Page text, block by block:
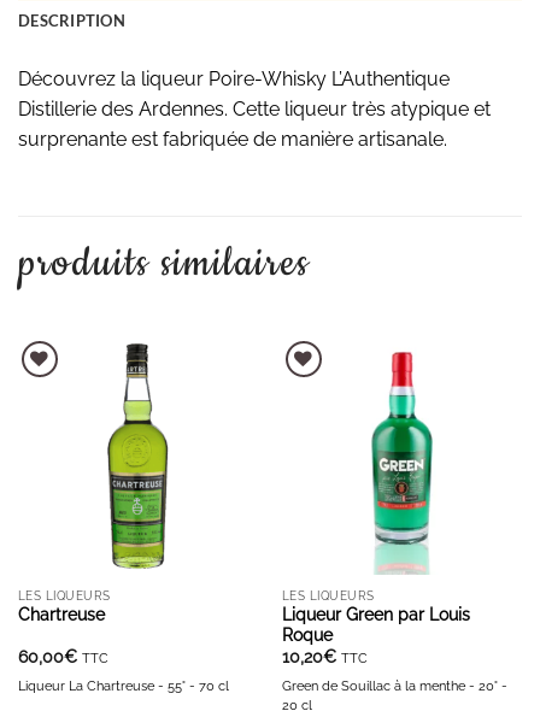
DESCRIPTION
Découvrez la liqueur Poire-Whisky L’Authentique
Distillerie des Ardennes. Cette liqueur très atypique et
surprenante est fabriquée de manière artisanale.
produits similaires
AJOUTER À LA LISTE D'ENVIES
LES LIQUEURS
Chartreuse
60,00€ TTC
Liqueur La Chartreuse - 55° - 70 cl
AJOUTER À LA LISTE D'ENVIES
LES LIQUEURS
Liqueur Green par Louis
Roque
10,20€ TTC
Green de Souillac à la menthe - 20° -
20 cl